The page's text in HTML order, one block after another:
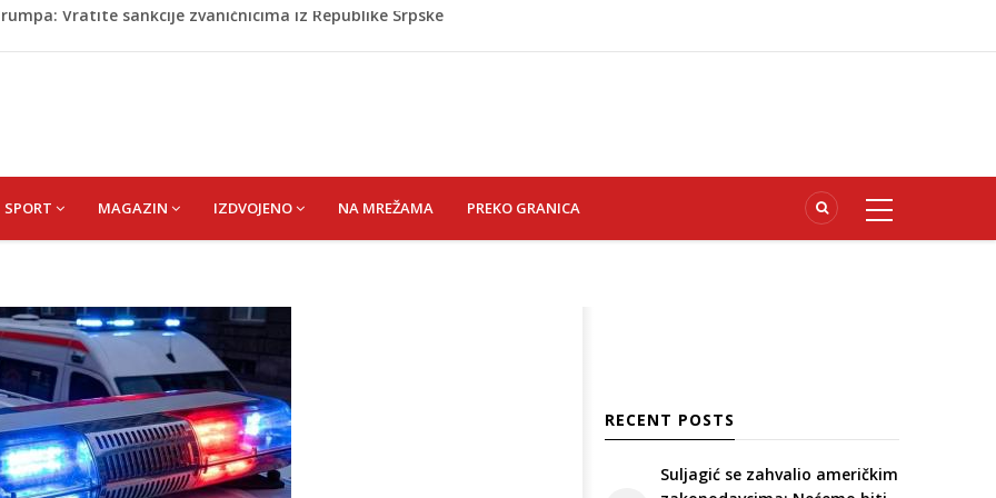
čeka najbolju bh. plivačicu
Nećemo biti zastrašeni i nastavit ćemo
„Kuća Nurije Pozderca“
Vratite sankcije zvaničnicima iz Republike Srpske
SPORT MAGAZIN IZDVOJENO NA MREŽAMA PREKO GRANICA
RECENT POSTS
Suljagić se zahvalio američkim